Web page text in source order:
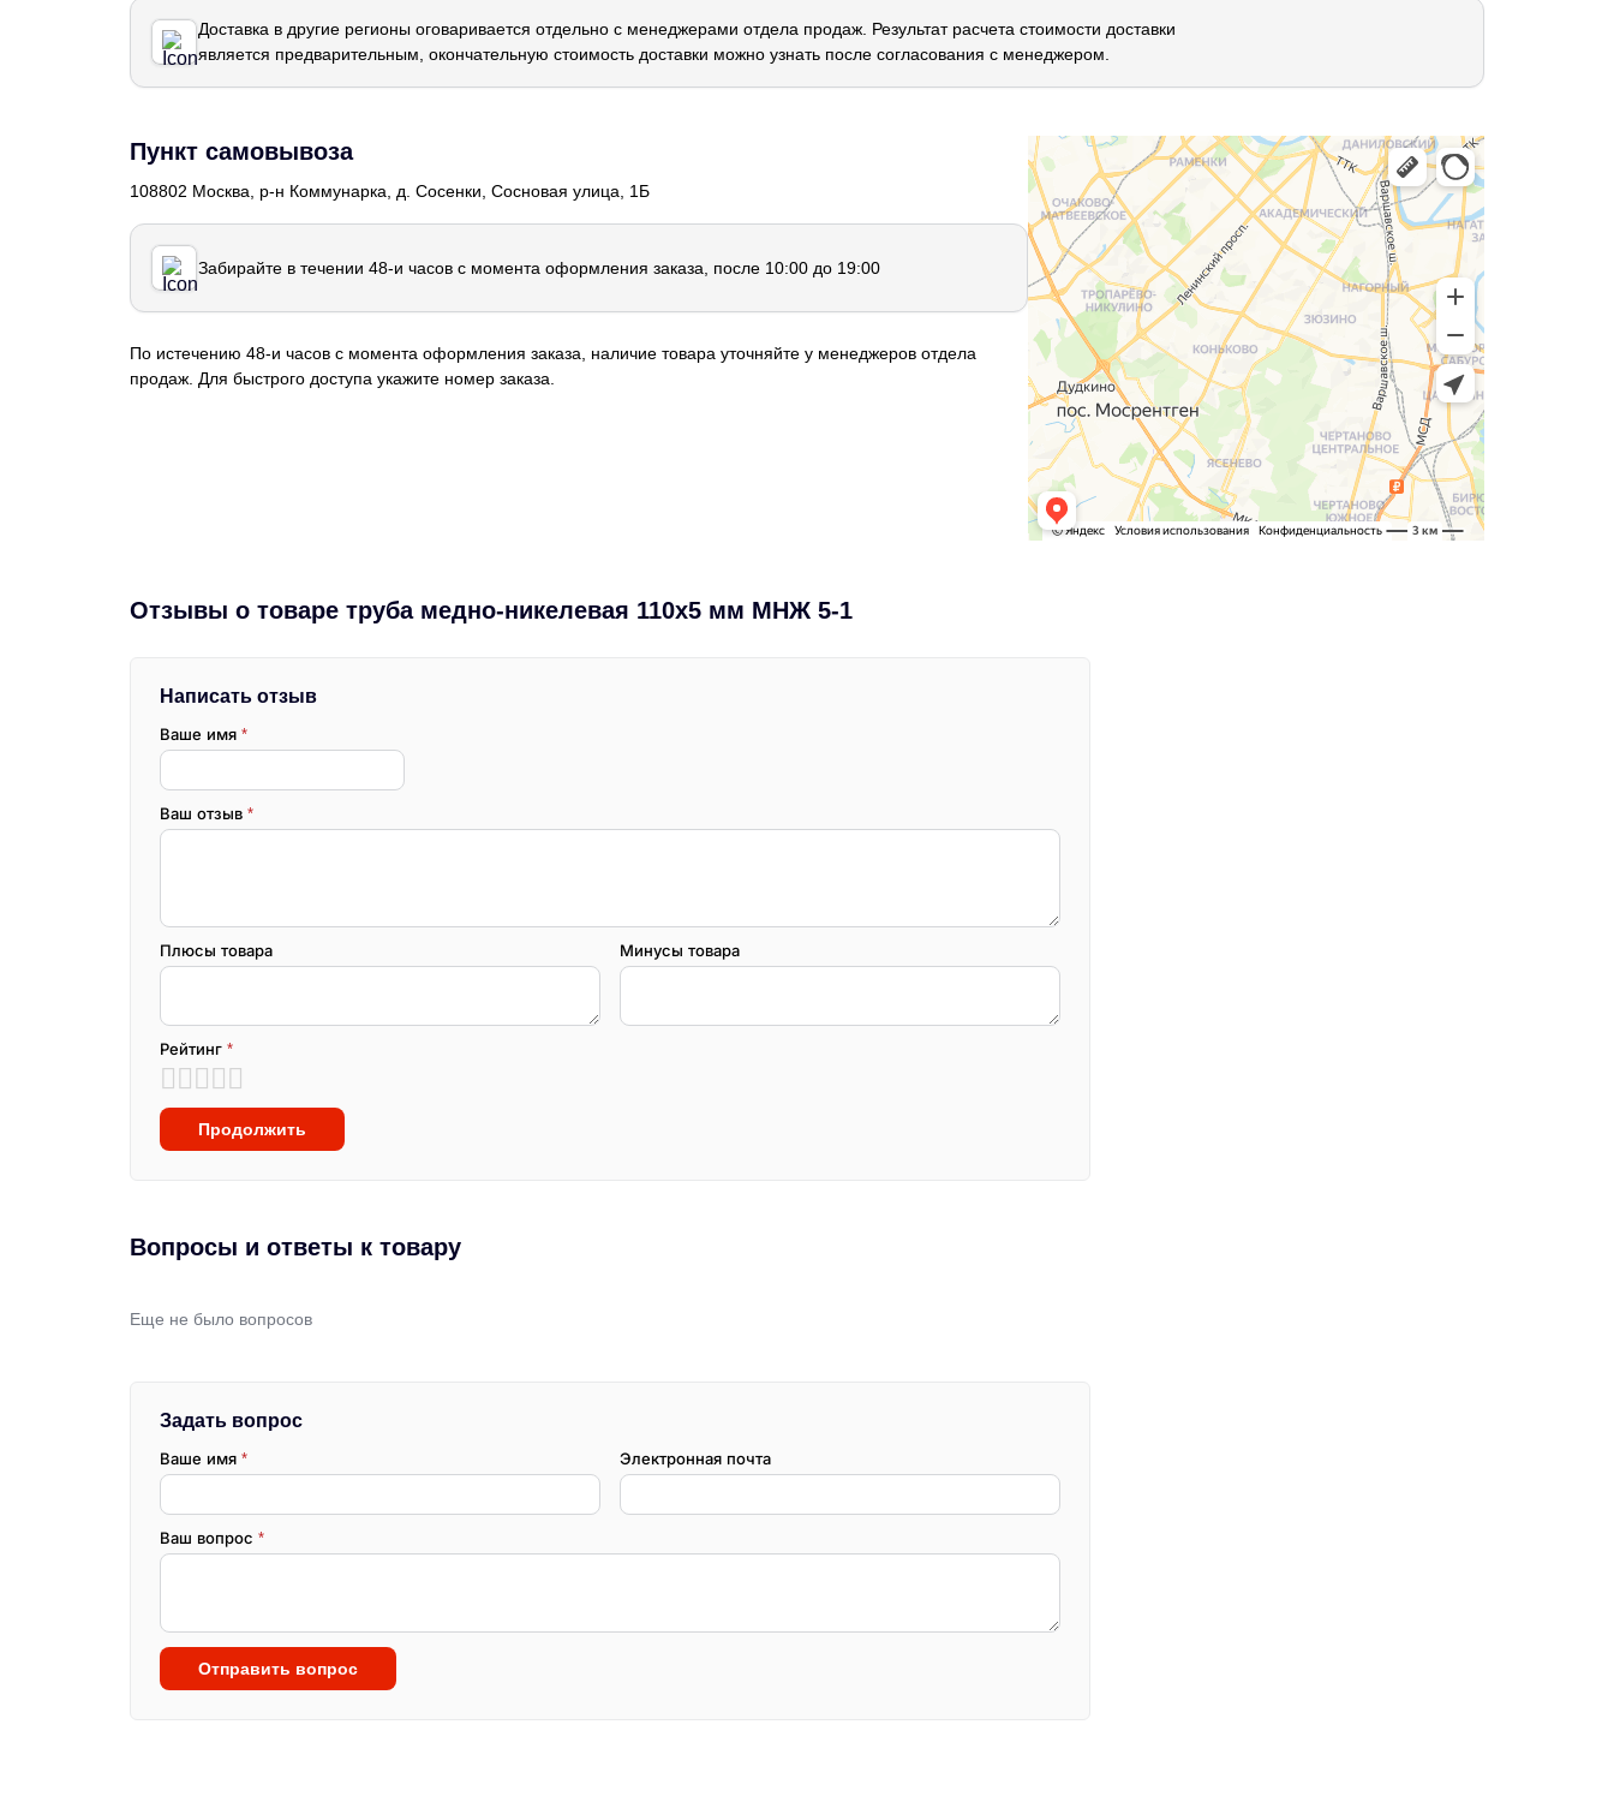
Доставка в другие регионы оговаривается отдельно с менеджерами отдела продаж. Результат расчета стоимости доставки
является предварительным, окончательную стоимость доставки можно узнать после согласования с менеджером.
Пункт самовывоза
108802 Москва, р-н Коммунарка, д. Сосенки, Сосновая улица, 1Б
Забирайте в течении 48-и часов с момента оформления заказа, после 10:00 до 19:00
По истечению 48-и часов с момента оформления заказа, наличие товара уточняйте у менеджеров отдела
продаж. Для быстрого доступа укажите номер заказа.
Отзывы о товаре труба медно-никелевая 110х5 мм МНЖ 5-1
Написать отзыв
Ваше имя *
Ваш отзыв *
Плюсы товара Минусы товара
Рейтинг *
Продолжить
Вопросы и ответы к товару
Еще не было вопросов
Задать вопрос
Ваше имя * Электронная почта
Ваш вопрос *
Отправить вопрос